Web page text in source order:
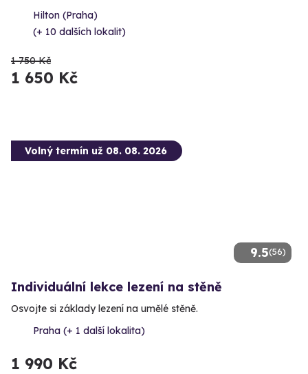
Hilton (Praha)
(+ 10 dalších lokalit)
1 750 Kč
1 650 Kč
9.5(56)
Volný termín už 08. 08. 2026
Individuální lekce lezení na stěně
Osvojte si základy lezení na umělé stěně.
Praha (+ 1 další lokalita)
1 990 Kč